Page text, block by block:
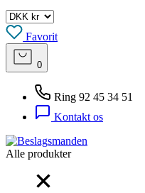
Favorit
0
Ring 92 45 34 51
Kontakt os
Alle produkter